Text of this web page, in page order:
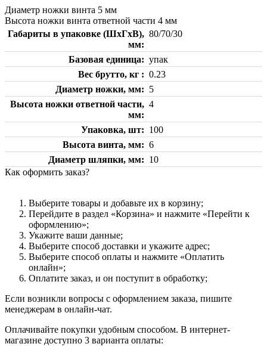
Диаметр ножки винта 5 мм
Высота ножки винта ответной части 4 мм
Габариты в упаковке (ШхГхВ),
мм
80/70/30
Базовая единица
упак
Вес брутто, кг
0.23
Диаметр ножки, мм
5
Высота ножки ответной части,
мм
4
Упаковка, шт
100
Высота винта, мм
6
Диаметр шляпки, мм
10
Как оформить заказ?
Выберите товары и добавьте их в корзину;
Перейдите в раздел «Корзина» и нажмите «Перейти к
оформлению»;
Укажите ваши данные;
Выберите способ доставки и укажите адрес;
Выберите способ оплаты и нажмите «Оплатить
онлайн»;
Оплатите заказ, и он поступит в обработку;
Если возникли вопросы с оформлением заказа, пишите
менеджерам в онлайн-чат.
Оплачивайте покупки удобным способом. В интернет-
магазине доступно 3 варианта оплаты: